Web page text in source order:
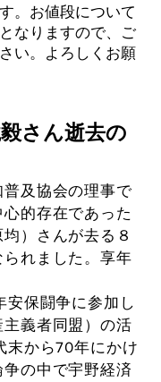
。お値段について
なりますので、ご
い。よろしくお願
逝去の
及協会の理事で
的存在であった
）さんが去る８
られました。享年
保闘争に参加し
義者同盟）の活
末から70年にかけ
の中で宇野経済